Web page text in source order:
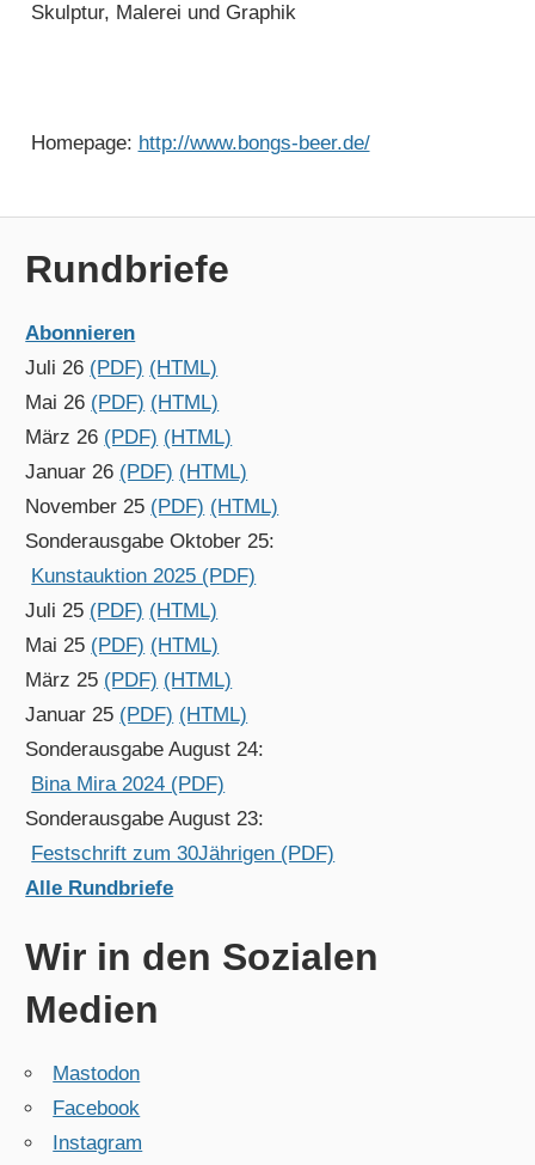
Skulptur, Malerei und Graphik
Homepage: http://www.bongs-beer.de/
Rundbriefe
Abonnieren
Juli 26 (PDF) (HTML)
Mai 26 (PDF) (HTML)
März 26 (PDF) (HTML)
Januar 26 (PDF) (HTML)
November 25 (PDF) (HTML)
Sonderausgabe Oktober 25:
Kunstauktion 2025 (PDF)
Juli 25 (PDF) (HTML)
Mai 25 (PDF) (HTML)
März 25 (PDF) (HTML)
Januar 25 (PDF) (HTML)
Sonderausgabe August 24:
Bina Mira 2024 (PDF)
Sonderausgabe August 23:
Festschrift zum 30Jährigen (PDF)
Alle Rundbriefe
Wir in den Sozialen
Medien
Mastodon
Facebook
Instagram